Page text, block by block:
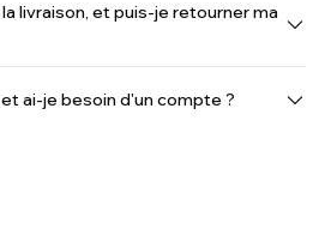
livraison, et puis-je retourner ma
ai-je besoin d'un compte ?